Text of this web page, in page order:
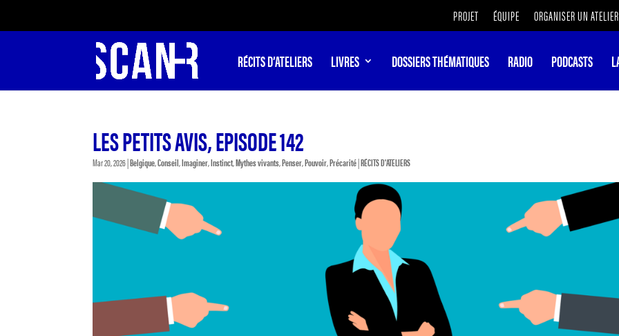
PROJET ÉQUIPE ORGANISER UN ATELIER
RÉCITS D’ATELIERS LIVRES DOSSIERS THÉMATIQUES RADIO PODCASTS
LES PETITS AVIS, EPISODE 142
Mar 20, 2026|Belgique,Conseil,Imaginer,Instinct,Mythes vivants,Penser,Pouvoir,Précarité|RÉCITS D'ATELIERS